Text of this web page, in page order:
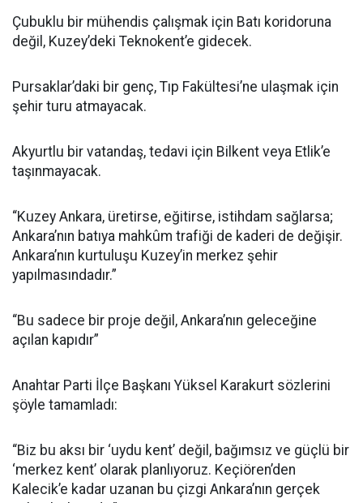
Çubuklu bir mühendis çalışmak için Batı koridoruna
değil, Kuzey’deki Teknokent’e gidecek.
Pursaklar’daki bir genç, Tıp Fakültesi’ne ulaşmak için
şehir turu atmayacak.
Akyurtlu bir vatandaş, tedavi için Bilkent veya Etlik’e
taşınmayacak.
“Kuzey Ankara, üretirse, eğitirse, istihdam sağlarsa;
Ankara’nın batıya mahkûm trafiği de kaderi de değişir.
Ankara’nın kurtuluşu Kuzey’in merkez şehir
yapılmasındadır.”
“Bu sadece bir proje değil, Ankara’nın geleceğine
açılan kapıdır”
Anahtar Parti İlçe Başkanı Yüksel Karakurt sözlerini
şöyle tamamladı:
“Biz bu aksı bir ‘uydu kent’ değil, bağımsız ve güçlü bir
‘merkez kent’ olarak planlıyoruz. Keçiören’den
Kalecik’e kadar uzanan bu çizgi Ankara’nın gerçek